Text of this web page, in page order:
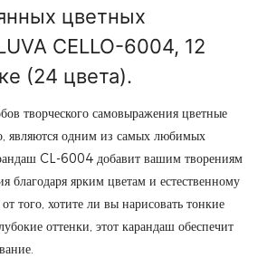
цветных
CELLO-6004, 12
(24 цвета).
творческого самовыражения цветные
являются одним из самых любимых
CL-6004 добавит вашим творениям
благодаря ярким цветам и естественному
того, хотите ли вы нарисовать тонкие
оттенки, этот карандаш обеспечит